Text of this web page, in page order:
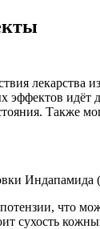
идёт
Также
Индапамида
что
сухость